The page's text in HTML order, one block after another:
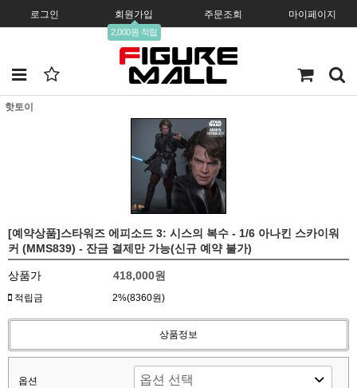
로그인 회원가입
2,000원 적립
주문조회 마이페이지
핫토이
[예약상품]스타워즈 에피소드 3: 시스의 복수 - 1/6 아나킨 스카이워
커 (MMS839) - 잔금 결제만 가능(신규 예약 불가)
상품가 418,000원
적립금 2%(8360원)
상품정보
옵션